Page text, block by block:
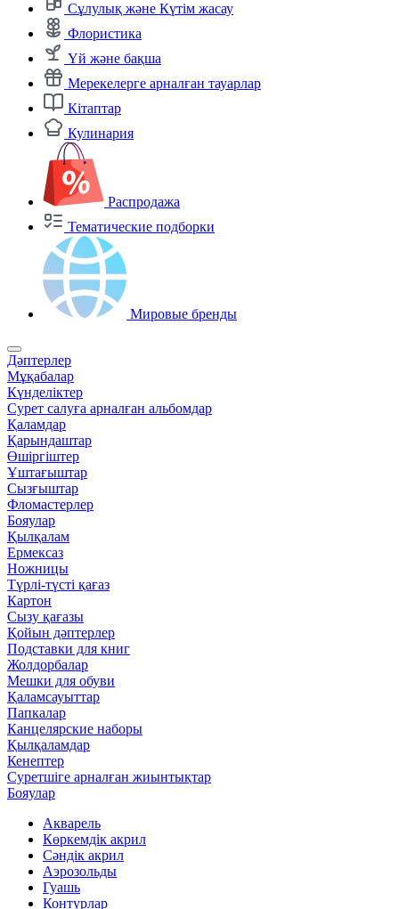
Сұлулық және Күтім жасау
Флористика
Үй және бақша
Мерекелерге арналған тауарлар
Кітаптар
Кулинария
Распродажа
Тематические подборки
Мировые бренды
Дәптерлер
Мұқабалар
Күнделіктер
Сурет салуға арналған альбомдар
Қаламдар
Қарындаштар
Өшіргіштер
Ұштағыштар
Сызғыштар
Фломастерлер
Бояулар
Қылқалам
Ермексаз
Ножницы
Түрлі-түсті қағаз
Картон
Сызу қағазы
Қойын дәптерлер
Подставки для книг
Жолдорбалар
Мешки для обуви
Қаламсауыттар
Папкалар
Канцелярские наборы
Қылқаламдар
Кенептер
Суретшіге арналған жиынтықтар
Бояулар
Акварель
Көркемдік акрил
Сәндік акрил
Аэрозольды
Гуашь
Контурлар